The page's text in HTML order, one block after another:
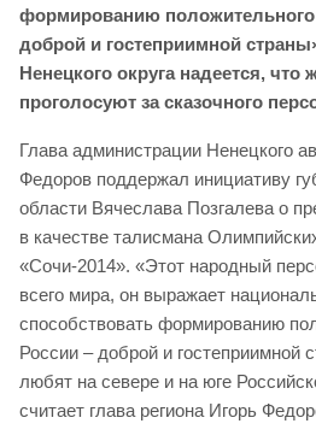
формированию положительного
доброй и гостеприимной
Ненецкого округа надеется, что
проголосуют за сказочного
Глава администрации Ненецкого
Федоров поддержал инициативу
области Вячеслава Позгалева о
в качестве талисмана
«Сочи-2014». «Этот народный
всего мира, он выражает
способствовать формированию
России – доброй и гостеприимной
любят на севере и на юге
считает глава региона Игорь